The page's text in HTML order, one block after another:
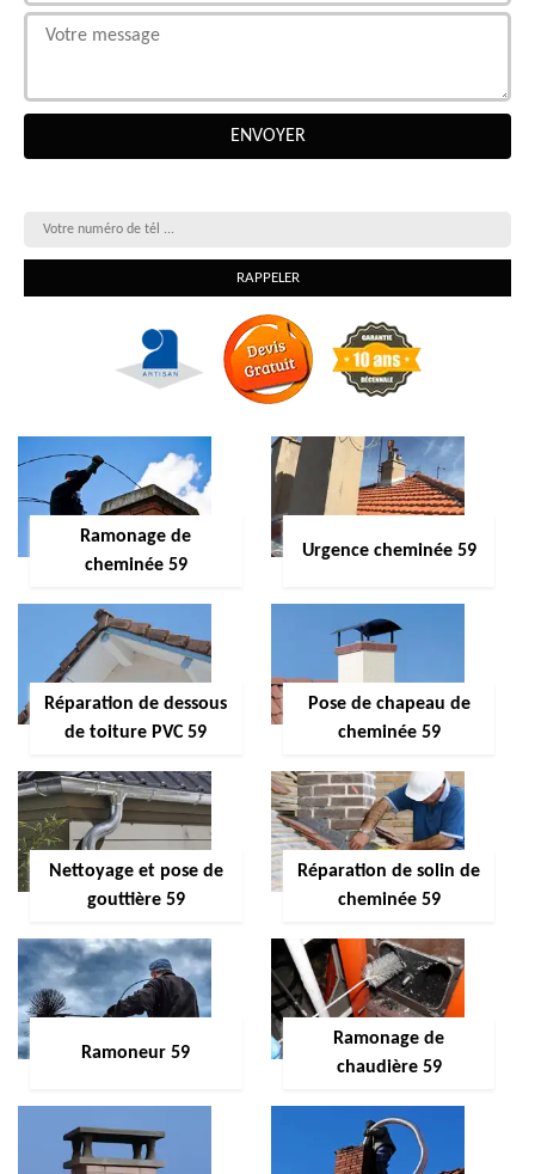
Ramonage de
cheminée 59
Urgence cheminée 59
Réparation de dessous
de toiture PVC 59
Pose de chapeau de
cheminée 59
Nettoyage et pose de
gouttière 59
Réparation de solin de
cheminée 59
Ramoneur 59
Ramonage de
chaudière 59